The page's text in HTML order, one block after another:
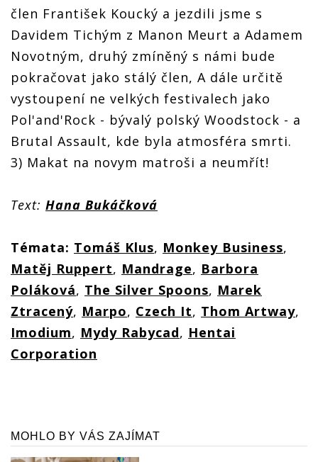
člen František Koucký a jezdili jsme s
Davidem Tichým z Manon Meurt a Adamem
Novotným, druhý zmíněný s námi bude
pokračovat jako stálý člen, A dále určitě
vystoupení ne velkých festivalech jako
Pol'and'Rock - bývalý polský Woodstock - a
Brutal Assault, kde byla atmosféra smrti.
3) Makat na novym matroši a neumřít!
Text: Hana Bukáčková
Témata: Tomáš Klus, Monkey Business,
Matěj Ruppert, Mandrage, Barbora
Poláková, The Silver Spoons, Marek
Ztracený, Marpo, Czech It, Thom Artway,
Imodium, Mydy Rabycad, Hentai
Corporation
MOHLO BY VÁS ZAJÍMAT